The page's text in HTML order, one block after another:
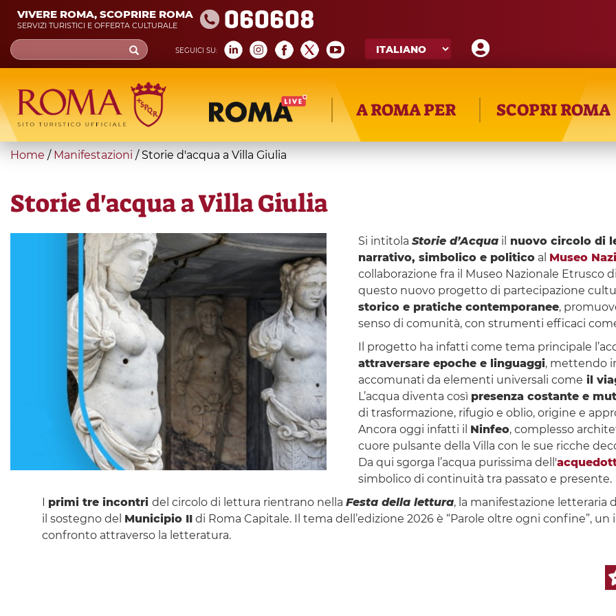
Skip
main
content
VIVERE ROMA, SCOPRIRE ROMA
SERVIZI TURISTICI E OFFERTA CULTURALE 060608
SEGUICI SU:
Search
form
Cerca
A ROMA PER SCOPRI ROMA
You
here
Home / Manifestazioni / Storie d'acqua a Villa Giulia
Storie d'acqua a Villa Giulia
Si intitola Storie d’Acquail nuovo circolo di
narrativo, simbolico e politicoal Museo
collaborazione fra il Museo Nazionale Etrusco
questo nuovo progetto di partecipazione
storico e pratiche contemporanee,
senso di comunità, con strumenti efficaci
Il progetto ha infatti come tema principale
attraversare epoche e linguaggi, mettendo
accomunati da elementi universali come il
L’acqua diventa così presenza costante e
di trasformazione, rifugio e oblio, origine e
Ancora oggi infatti il Ninfeo, complesso
cuore pulsante della Villa con le sue ricche
Da qui sgorga l’acqua purissima dell'
simbolico di continuità tra passato e presente.
I primi tre incontri del circolo di lettura rientrano nella Festa della lettura, la manifestazione letteraria
il sostegno del Municipio IIdi Roma Capitale. Il tema dell’edizione 2026 è “Parole oltre ogni confine”,
confronto attraverso la letteratura.